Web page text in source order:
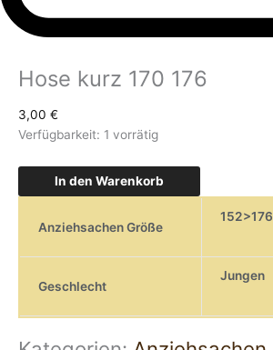
Hose kurz 170 176
3,00 €
Verfügbarkeit: 1 vorrätig
In den Warenkorb
Anziehsachen Größe
152>176
Geschlecht
Jungen